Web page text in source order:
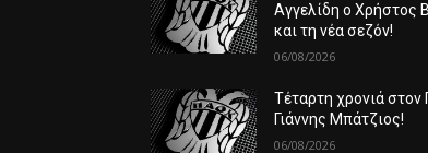
Αγγελίδη ο Χρήστος
και τη νέα σεζόν!
06/08/2026
Τέταρτη χρονιά
Γιάννης Μπάτζιος!
06/08/2026